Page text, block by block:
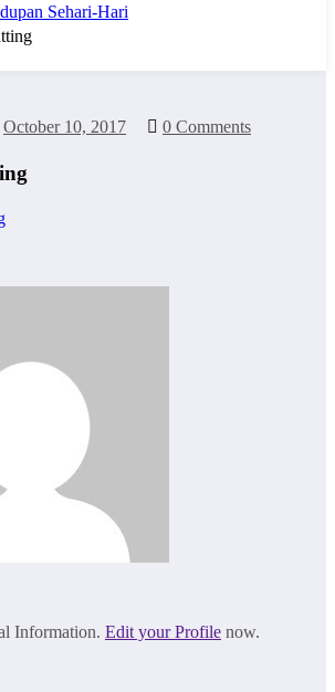
Sehari-Hari
October 10, 2017 0 Comments
Information. Edit your Profile now.